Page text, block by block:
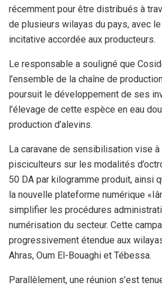
récemment pour être distribués à
de plusieurs wilayas du pays, avec
incitative accordée aux producteurs.
Le responsable a souligné que
l’ensemble de la chaîne de
poursuit le développement de ses
l’élevage de cette espèce en eau
production d’alevins.
La caravane de sensibilisation vise
pisciculteurs sur les modalités
50 DA par kilogramme produit, ainsi
la nouvelle plateforme numérique
simplifier les procédures
numérisation du secteur. Cette
progressivement étendue aux
Ahras, Oum El-Bouaghi et Tébessa.
Parallèlement, une réunion s’est